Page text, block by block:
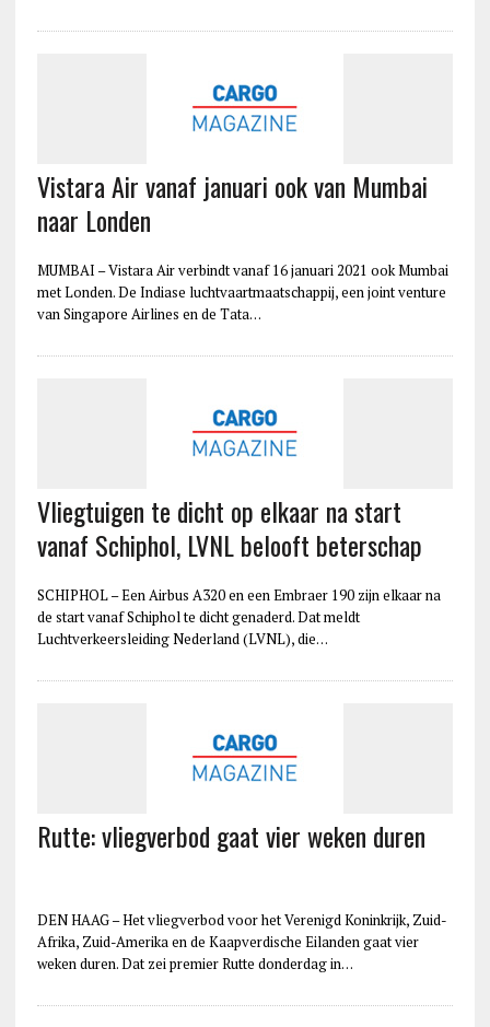
Vistara Air vanaf januari ook van Mumbai
naar Londen
MUMBAI – Vistara Air verbindt vanaf 16 januari 2021 ook Mumbai
met Londen. De Indiase luchtvaartmaatschappij, een joint venture
van Singapore Airlines en de Tata…
Vliegtuigen te dicht op elkaar na start
vanaf Schiphol, LVNL belooft beterschap
SCHIPHOL – Een Airbus A320 en een Embraer 190 zijn elkaar na
de start vanaf Schiphol te dicht genaderd. Dat meldt
Luchtverkeersleiding Nederland (LVNL), die…
Rutte: vliegverbod gaat vier weken duren
DEN HAAG – Het vliegverbod voor het Verenigd Koninkrijk, Zuid-
Afrika, Zuid-Amerika en de Kaapverdische Eilanden gaat vier
weken duren. Dat zei premier Rutte donderdag in…